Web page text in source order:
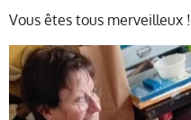
Vous êtes tous merveilleux !